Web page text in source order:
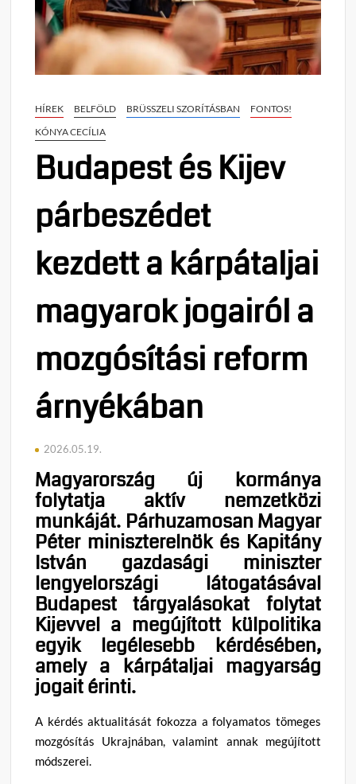
HÍREK BELFÖLD BRÜSSZELI SZORÍTÁSBAN
FONTOS!
KÓNYA CECÍLIA
Budapest és Kijev
párbeszédet
kezdett a kárpátaljai
magyarok jogairól a
mozgósítási reform
árnyékában
2026.05.19.
Magyarország új kormánya
folytatja aktív nemzetközi
munkáját. Párhuzamosan Magyar
Péter miniszterelnök és Kapitány
István gazdasági miniszter
lengyelországi látogatásával
Budapest tárgyalásokat folytat
Kijevvel a megújított külpolitika
egyik legélesebb kérdésében,
amely a kárpátaljai magyarság
jogait érinti.
A kérdés aktualitását fokozza a folyamatos tömeges
mozgósítás Ukrajnában, valamint annak megújított
módszerei.